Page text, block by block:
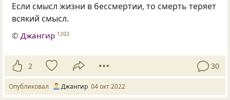
Если смысл жизни в бессмертии, то смерть теряет
всякий смысл.
© Джангир 1203
2 30
Опубликовал Джангир 04 окт 2022